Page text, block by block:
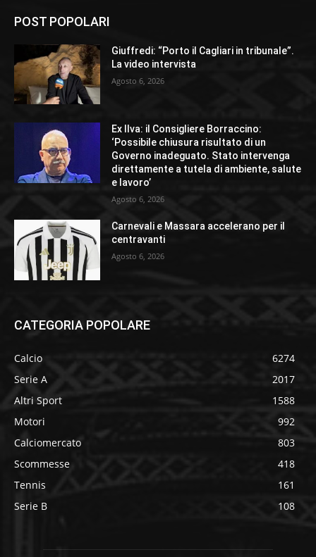
POST POPOLARI
Giuffredi: “Porto il Cagliari in tribunale”.
La video intervista
Agosto 6, 2026
Ex Ilva: il Consigliere Borraccino:
‘Possibile chiusura risultato di un
Governo inadeguato. Stato intervenga
direttamente a tutela di ambiente, salute
e lavoro’
Agosto 6, 2026
Carnevali e Massara accelerano per il
centravanti
Agosto 6, 2026
CATEGORIA POPOLARE
Calcio
6274
Serie A
2017
Altri Sport
1588
Motori
992
Calciomercato
803
Scommesse
418
Tennis
161
Serie B
108